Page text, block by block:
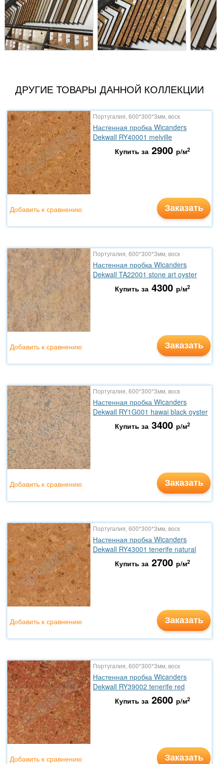
ДРУГИЕ ТОВАРЫ ДАННОЙ КОЛЛЕКЦИИ
Португалия, 600*300*3мм, воск
Настенная пробка Wicanders
Dekwall RY40001 melville
Купить за 2900 р/м2
Заказать
Добавить к сравнению
Португалия, 600*300*3мм, воск
Настенная пробка Wicanders
Dekwall TA22001 stone art oyster
Купить за 4300 р/м2
Заказать
Добавить к сравнению
Португалия, 600*300*3мм, воск
Настенная пробка Wicanders
Dekwall RY1G001 hawai black oyster
Купить за 3400 р/м2
Заказать
Добавить к сравнению
Португалия, 600*300*3мм, воск
Настенная пробка Wicanders
Dekwall RY43001 tenerife natural
Купить за 2700 р/м2
Заказать
Добавить к сравнению
Португалия, 600*300*3мм, воск
Настенная пробка Wicanders
Dekwall RY39002 tenerife red
Купить за 2600 р/м2
Заказать
Добавить к сравнению